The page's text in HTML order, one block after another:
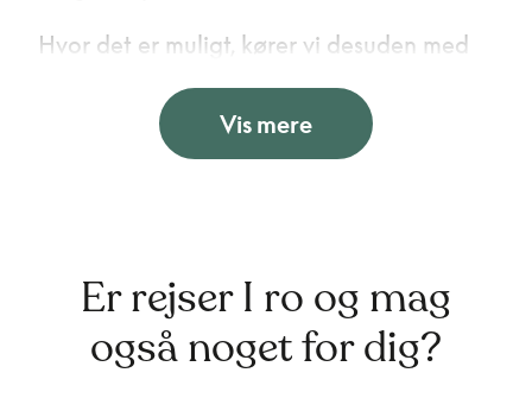
Hvor det er muligt, kører vi desuden med
at tage på byvandring, ligesom at
udflugtsmål kan blive ændret til et
Du skal dog kunne gå 500 meter uden
pauser samt være forberedt på, at vi i
løbet af en dag går 2-3 kilometer med
Vis mere
Er rejser I ro og mag
også noget for dig?